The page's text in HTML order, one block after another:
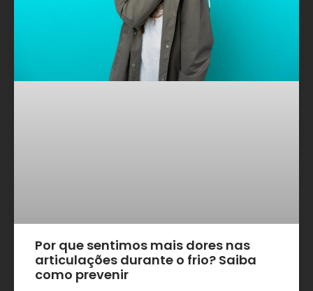
Por que sentimos mais dores nas
articulações durante o frio? Saiba
como prevenir